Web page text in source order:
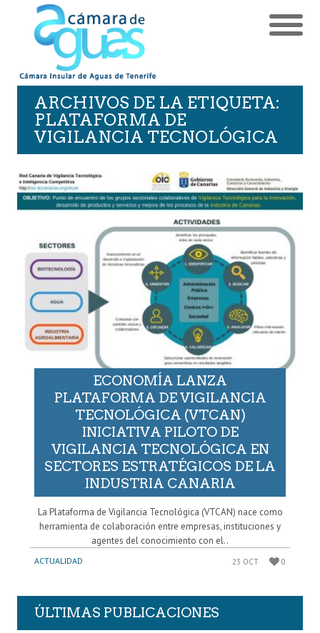
ARCHIVOS DE LA ETIQUETA:
PLATAFORMA DE
VIGILANCIA TECNOLÓGICA
ECONOMÍA LANZA
PLATAFORMA DE VIGILANCIA
TECNOLÓGICA (VTCAN)
INICIATIVA PILOTO DE
VIGILANCIA TECNOLÓGICA EN
SECTORES ESTRATÉGICOS DE LA
INDUSTRIA CANARIA
La Plataforma de Vigilancia Tecnológica (VTCAN) nace como
herramienta de colaboración entre empresas, instituciones y
agentes del conocimiento con el..
ACTUALIDAD 23 OCT 0
ÚLTIMAS PUBLICACIONES